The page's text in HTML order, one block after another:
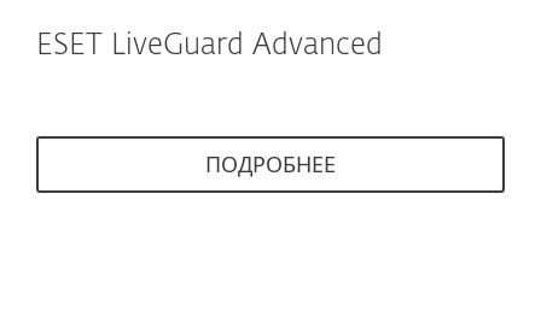
ESET LiveGuard Advanced
ПОДРОБНЕЕ